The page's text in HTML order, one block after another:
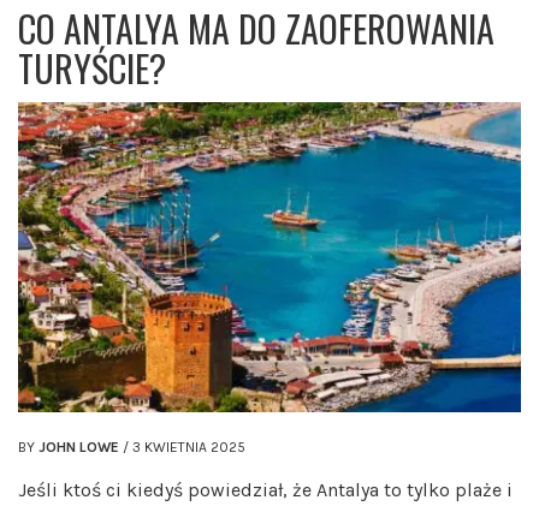
CO ANTALYA MA DO ZAOFEROWANIA
TURYŚCIE?
BY JOHN LOWE / 3 KWIETNIA 2025
Jeśli ktoś ci kiedyś powiedział, że Antalya to tylko plaże i